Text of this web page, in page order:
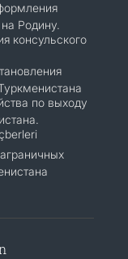
Родину.
консульского
по выходу